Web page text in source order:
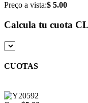
Preço a vista:$ 5.00
Calcula tu cuota
CUOTAS